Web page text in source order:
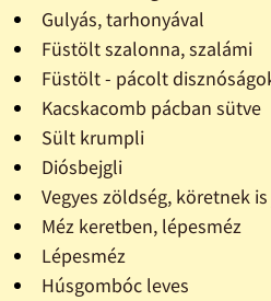
Gulyás, tarhonyával
Füstölt szalonna, szalámi
Füstölt - pácolt
Kacskacomb pácban sütve
Sült krumpli
Diósbejgli
Vegyes zöldség, köretnek
Méz keretben, lépesméz
Lépesméz
Húsgombóc leves